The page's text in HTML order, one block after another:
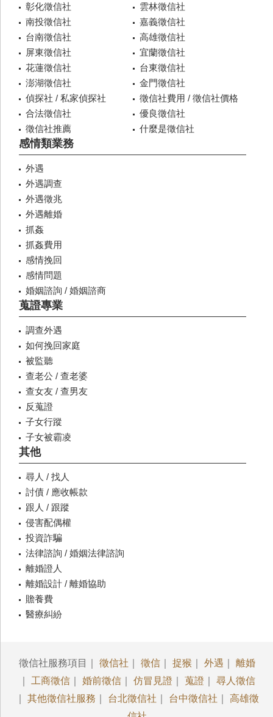
彰化徵信社
雲林徵信社
南投徵信社
嘉義徵信社
台南徵信社
高雄徵信社
屏東徵信社
宜蘭徵信社
花蓮徵信社
台東徵信社
澎湖徵信社
金門徵信社
偵探社 / 私家偵探社
徵信社費用 / 徵信社價格
合法徵信社
優良徵信社
徵信社推薦
什麼是徵信社
感情類業務
外遇
外遇調查
外遇徵兆
外遇離婚
抓姦
抓姦費用
感情挽回
感情問題
婚姻諮詢 / 婚姻諮商
蒐證專業
調查外遇
如何挽回家庭
被監聽
查老公 / 查老婆
查女友 / 查男友
反蒐證
子女行蹤
子女被霸凌
其他
尋人 / 找人
討債 / 應收帳款
跟人 / 跟蹤
侵害配偶權
投資詐騙
法律諮詢 / 婚姻法律諮詢
離婚證人
離婚設計 / 離婚協助
贍養費
醫療糾紛
徵信社服務項目｜ 徵信社 徵信 捉猴 外遇
離婚
工商徵信 婚前徵信 仿冒見證 蒐證
尋人徵信
其他徵信社服務 台北徵信社 台中徵信社
高雄徵